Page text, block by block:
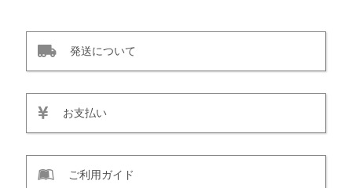
発送について
お支払い
ご利用ガイド